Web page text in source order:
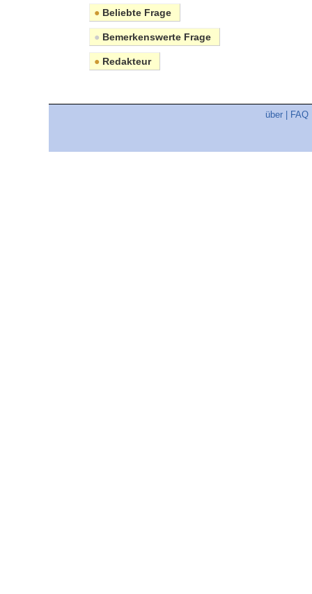
● Beliebte Frage
● Bemerkenswerte Frage
● Redakteur
über FAQ